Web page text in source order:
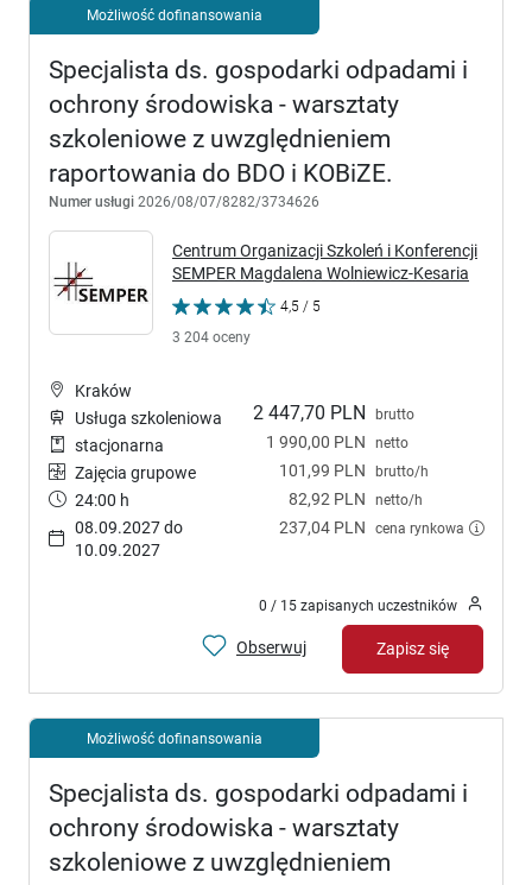
Możliwość dofinansowania
Specjalista ds. gospodarki odpadami i
ochrony środowiska - warsztaty
szkoleniowe z uwzględnieniem
raportowania do BDO i KOBiZE.
Numer usługi 2026/08/07/8282/3734626
Centrum Organizacji Szkoleń i Konferencji
SEMPER Magdalena Wolniewicz-Kesaria
4,5 / 5
3 204 oceny
2 447,70 PLN brutto
1 990,00 PLN netto
101,99 PLN brutto/h
82,92 PLN netto/h
237,04 PLN cena rynkowa
Kraków
Usługa szkoleniowa
stacjonarna
Zajęcia grupowe
24:00 h
08.09.2027 do
10.09.2027
0 / 15 zapisanych uczestników
Obserwuj Zapisz się
Możliwość dofinansowania
Specjalista ds. gospodarki odpadami i
ochrony środowiska - warsztaty
szkoleniowe z uwzględnieniem